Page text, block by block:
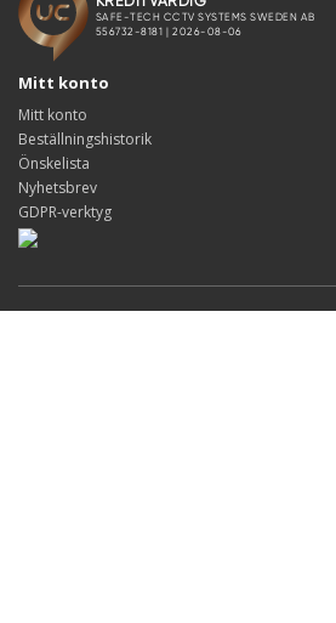
Mitt konto
Mitt konto
Beställningshistorik
Önskelista
Nyhetsbrev
GDPR-verktyg